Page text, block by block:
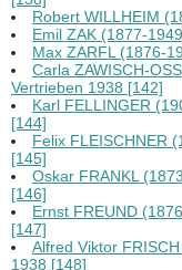
Robert WILLHEIM
Emil ZAK (1877-
Max ZARFL (1876-
Carla ZAWISCH-
Vertrieben 1938 [142]
Karl FELLINGER
[144]
Felix FLEISCHNER
[145]
Oskar FRANKL
[146]
Ernst FREUND
[147]
Alfred Viktor
1938 [148]